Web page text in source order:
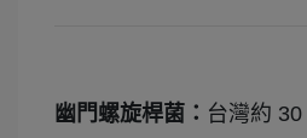
幽門螺旋桿菌： 台灣約